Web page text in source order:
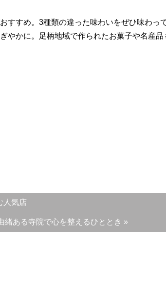
すめ。3種類の違った味わいをぜひ味わっ
やかに。足柄地域で作られたお菓子や名産
人気店
緒ある寺院で心を整えるひととき »